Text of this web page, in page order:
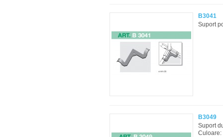
B3041
Suport
B3049
Suport
Culoare: